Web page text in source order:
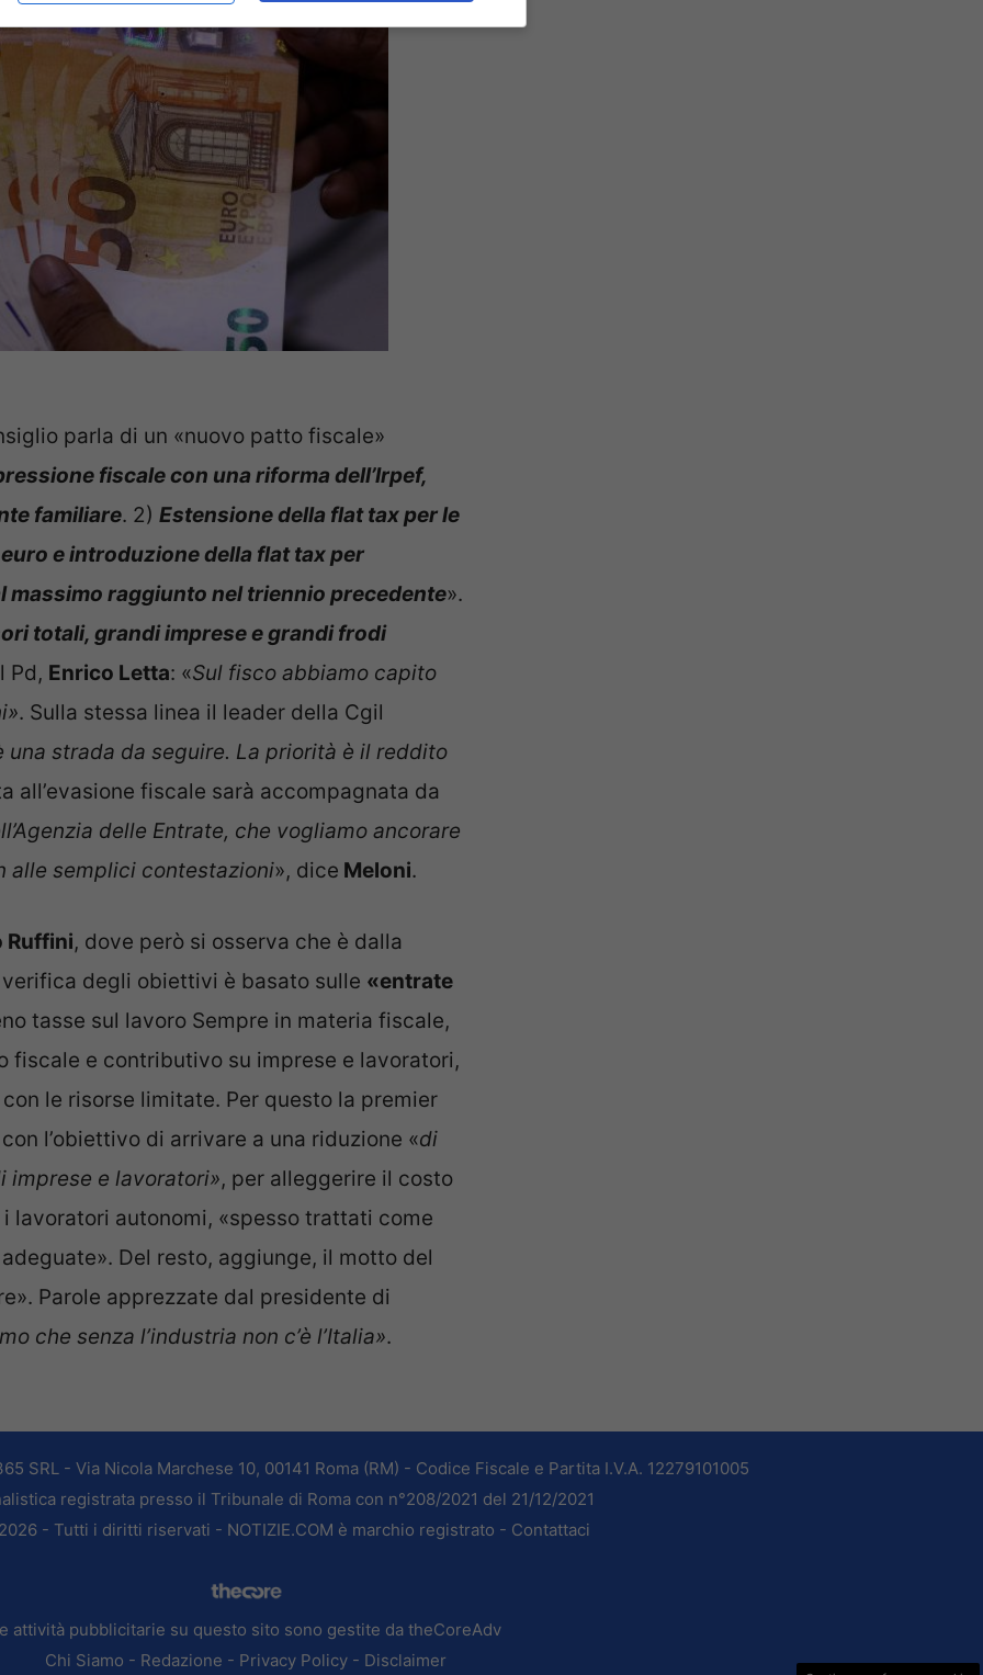
parla di un «nuovo patto fiscale»
fiscale con una riforma dell’Irpef,
familiare. 2) Estensione della flat tax per le
e introduzione della flat tax per
raggiunto nel triennio precedente».
totali, grandi imprese e grandi frodi
Pd, Enrico Letta: «Sul fisco abbiamo capito
. Sulla stessa linea il leader della Cgil
una strada da seguire. La priorità è il reddito
all’evasione fiscale sarà accompagnata da
delle Entrate, che vogliamo ancorare
alle semplici contestazioni», dice Meloni.
Ruffini, dove però si osserva che è dalla
degli obiettivi è basato sulle «entrate
tasse sul lavoro Sempre in materia fiscale,
fiscale e contributivo su imprese e lavoratori,
le risorse limitate. Per questo la premier
con l’obiettivo di arrivare a una riduzione «di
imprese e lavoratori», per alleggerire il costo
lavoratori autonomi, «spesso trattati come
Del resto, aggiunge, il motto del
Parole apprezzate dal presidente di
che senza l’industria non c’è l’Italia».
SRL - Via Nicola Marchese 10, 00141 Roma (RM) - Codice Fiscale e Partita I.V.A. 12279101005
registrata presso il Tribunale di Roma con n°208/2021 del 21/12/2021
- Tutti i diritti riservati - NOTIZIE.COM è marchio registrato - Contattaci
attività pubblicitarie su questo sito sono gestite da theCoreAdv
Chi Siamo - Redazione - Privacy Policy - Disclaimer